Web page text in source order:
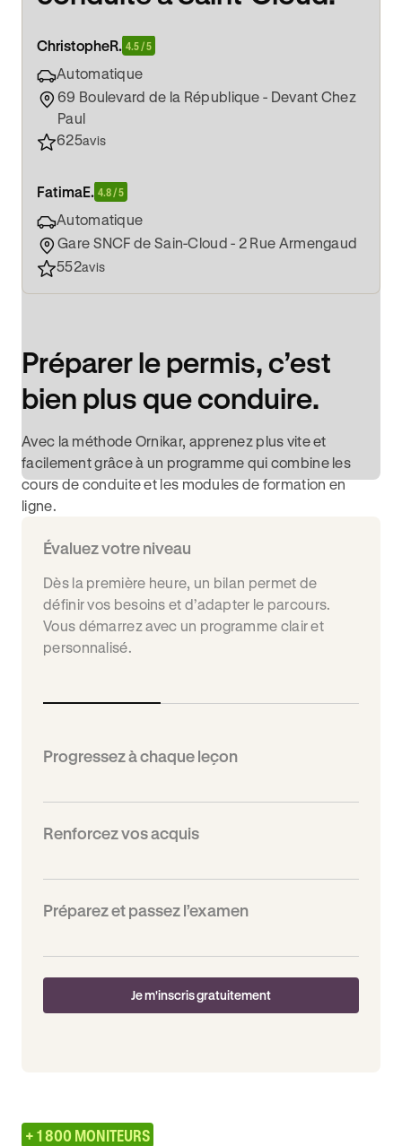
ChristopheR. 4.5 / 5
Automatique
69 Boulevard de la République - Devant Chez
Paul
625avis
FatimaE. 4.8 / 5
Automatique
Gare SNCF de Sain-Cloud - 2 Rue Armengaud
552avis
Préparer le permis, c’est
bien plus que conduire.
Avec la méthode Ornikar, apprenez plus vite et
facilement grâce à un programme qui combine les
cours de conduite et les modules de formation en
ligne.
Évaluez votre niveau
Dès la première heure, un bilan permet de
définir vos besoins et d’adapter le parcours.
Vous démarrez avec un programme clair et
personnalisé.
Progressez à chaque leçon
Renforcez vos acquis
Préparez et passez l’examen
Je m'inscris gratuitement
+ 1 800 MONITEURS